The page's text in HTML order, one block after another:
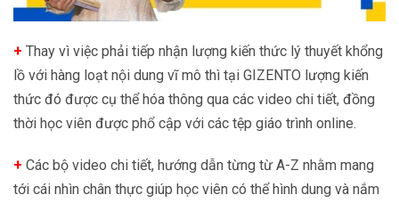
+ Thay vì việc phải tiếp nhận lượng kiến thức lý thuyết khổng
lồ với hàng loạt nội dung vĩ mô thì tại GIZENTO lượng kiến
thức đó được cụ thể hóa thông qua các video chi tiết, đồng
thời học viên được phổ cập với các tệp giáo trình online.
+ Các bộ video chi tiết, hướng dẫn từng từ A-Z nhằm mang
tới cái nhìn chân thực giúp học viên có thể hình dung và nắm